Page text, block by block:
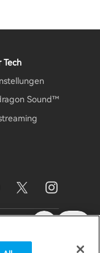
Tech
Sound™